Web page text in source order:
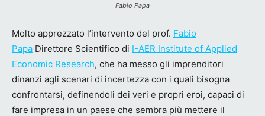
Fabio Papa
Molto apprezzato l’intervento del prof. Fabio
Papa Direttore Scientifico di I-AER Institute of Applied
Economic Research, che ha messo gli imprenditori
dinanzi agli scenari di incertezza con i quali bisogna
confrontarsi, definendoli dei veri e propri eroi, capaci di
fare impresa in un paese che sembra più mettere il